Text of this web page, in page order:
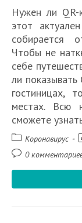
Нужен ли
этот
собирается
Чтобы не
себе
ли показывать
гостиницах,
местах. Всю
сможете
Рубрика
записи:
Коронавирус
Комментарии
0